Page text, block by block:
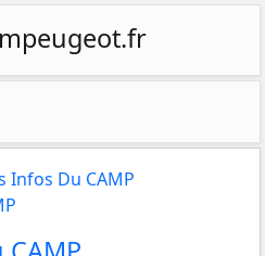
Infos Du CAMP